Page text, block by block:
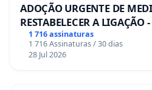
ADOÇÃO URGENTE DE
RESTABELECER A LIGAÇÃO
1 716 assinaturas
1 716 Assinaturas / 30 dias
28 Jul 2026